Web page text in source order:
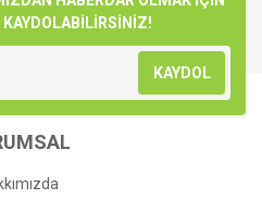
bilgiler bulunuyor.
daha pahalı.
olmalı.
KAYDOL